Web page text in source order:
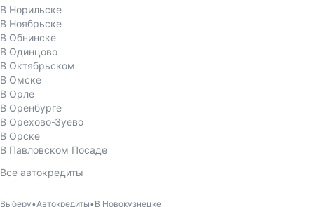
В Норильске
В Ноябрьске
В Обнинске
В Одинцово
В Октябрьском
В Омске
В Орле
В Оренбурге
В Орехово-Зуево
В Орске
В Павловском Посаде
Все автокредиты
Выберу Автокредиты В Новокузнецке